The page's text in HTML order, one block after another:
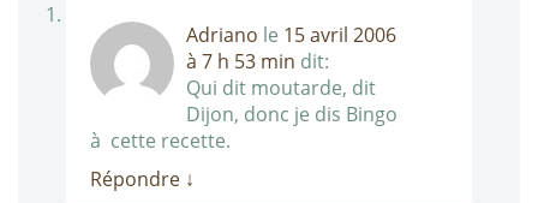
Adriano le 15 avril 2006
à 7 h 53 min dit:
Qui dit moutarde, dit
Dijon, donc je dis Bingo
à cette recette.
Répondre ↓